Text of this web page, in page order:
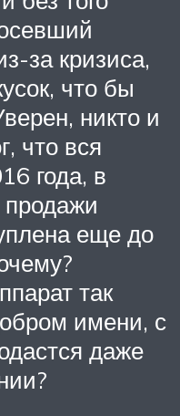
за кризиса,
что бы
никто и
что вся
года, в
продажи
еще до
так
имени, с
даже